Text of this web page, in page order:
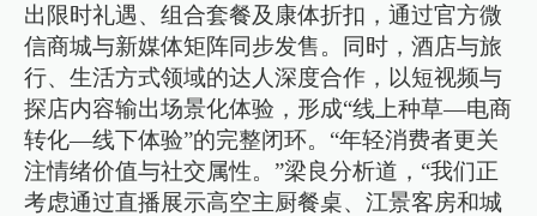
出限时礼遇、组合套餐及康体折扣，通过官方微
信商城与新媒体矩阵同步发售。同时，酒店与旅
行、生活方式领域的达人深度合作，以短视频与
探店内容输出场景化体验，形成“线上种草—电商
转化—线下体验”的完整闭环。“年轻消费者更关
注情绪价值与社交属性。”梁良分析道，“我们正
考虑通过直播展示高空主厨餐桌、江景客房和城